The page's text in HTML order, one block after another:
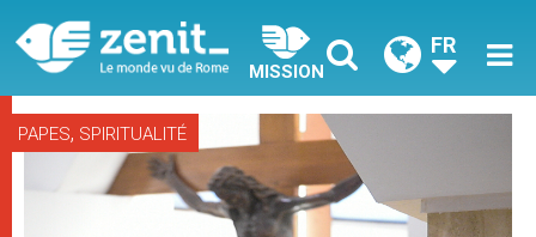
MISSION
FR
PAPES, SPIRITUALITÉ